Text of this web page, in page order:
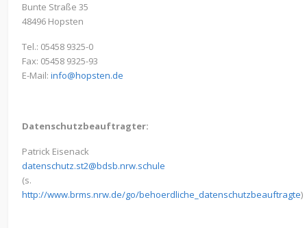
Bunte Straße 35
48496 Hopsten
Tel.: 05458 9325-0
Fax: 05458 9325-93
E-Mail: info@hopsten.de
Datenschutzbeauftragter:
Patrick Eisenack
datenschutz.st2@bdsb.nrw.schule
(s.
http://www.brms.nrw.de/go/behoerdliche_datenschutzbeauftragte)